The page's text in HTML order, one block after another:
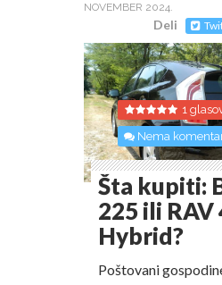
NOVEMBER 2024.
Deli
1
Nema
Šta kupiti:
225 ili RAV
Hybrid?
Poštovani